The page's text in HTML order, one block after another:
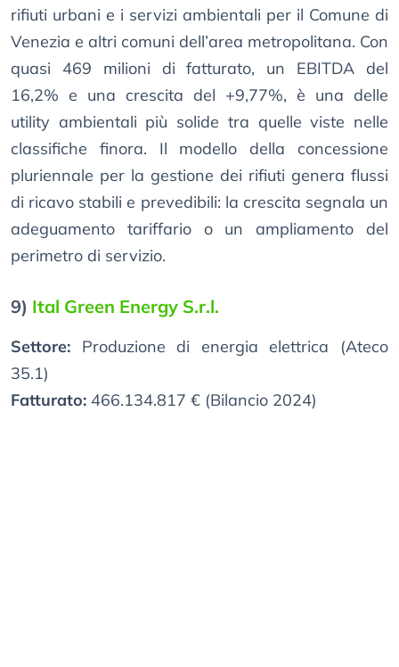
rifiuti urbani e i servizi ambientali per il Comune di
Venezia e altri comuni dell’area metropolitana. Con
quasi 469 milioni di fatturato, un EBITDA del
16,2% e una crescita del +9,77%, è una delle
utility ambientali più solide tra quelle viste nelle
classifiche finora. Il modello della concessione
pluriennale per la gestione dei rifiuti genera flussi
di ricavo stabili e prevedibili: la crescita segnala un
adeguamento tariffario o un ampliamento del
perimetro di servizio.
9) Ital Green Energy S.r.l.
Settore: Produzione di energia elettrica (Ateco
35.1)
Fatturato: 466.134.817 € (Bilancio 2024)